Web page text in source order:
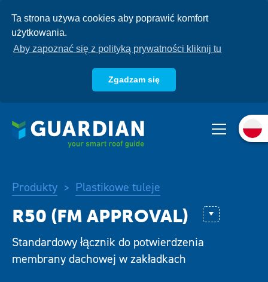
Ta strona używa cookies aby poprawić komfort
użytkowania.
Aby zapoznać się z polityką prywatności kliknij tu
Zgadzam się
treści
Produkty
Systemy
Produkty > Plastikowe tuleje
Standardowy łącznik do potwierdzenia
membrany dachowej w zakładkach